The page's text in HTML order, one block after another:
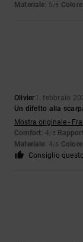
Materiale: 5/5 Colore
Olivier1. febbraio
Un difetto alla
Mostra originale -
Comfort: 4/5
Materiale: 4/5 Colore
Consiglio